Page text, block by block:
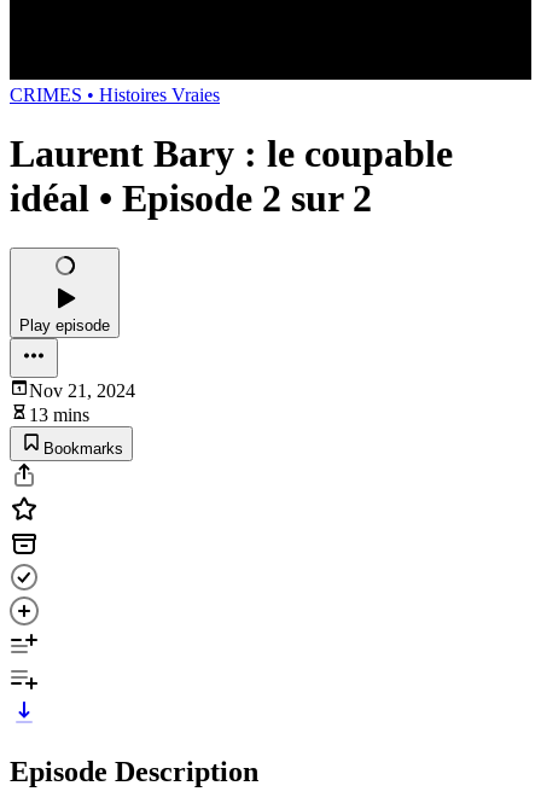
CRIMES • Histoires Vraies
Laurent Bary : le coupable
idéal • Episode 2 sur 2
Play episode
Nov 21, 2024
13 mins
Bookmarks
Episode Description